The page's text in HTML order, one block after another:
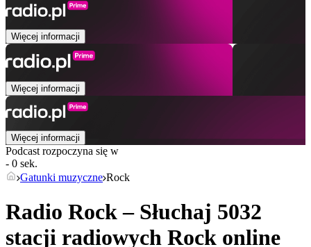
Więcej informacji
Więcej informacji
Więcej informacji
Podcast rozpoczyna się w
- 0 sek.
Gatunki muzyczne Rock
Radio Rock – Słuchaj 5032
stacji radiowych Rock online